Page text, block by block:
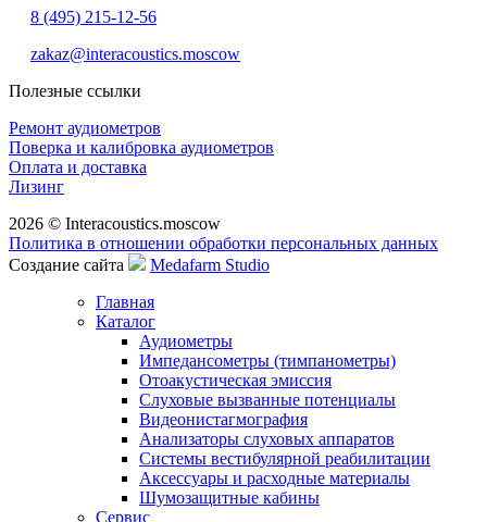
8 (495) 215-12-56
zakaz@interacoustics.moscow
Полезные ссылки
Ремонт аудиометров
Поверка и калибровка аудиометров
Оплата и доставка
Лизинг
2026 © Interacoustics.moscow
Политика в отношении обработки персональных данных
Создание сайта
Medafarm Studio
Главная
Каталог
Аудиометры
Импедансометры (тимпанометры)
Отоакустическая эмиссия
Cлуховые вызванные потенциалы
Видеонистагмография
Анализаторы слуховых аппаратов
Системы вестибулярной реабилитации
Аксессуары и расходные материалы
Шумозащитные кабины
Сервис